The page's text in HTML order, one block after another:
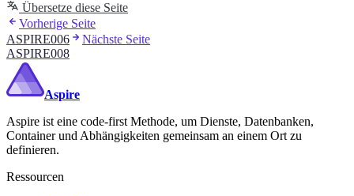
Übersetze diese Seite
Vorherige Seite
ASPIRE006
Nächste Seite
ASPIRE008
Aspire
Aspire ist eine code-first Methode, um Dienste, Datenbanken,
Container und Abhängigkeiten gemeinsam an einem Ort zu
definieren.
Ressourcen